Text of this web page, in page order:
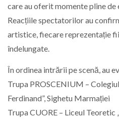
care au oferit momente pline
Reacțiile spectatorilor au
artistice, fiecare reprezentație
îndelungate.
În ordinea intrării pe scenă, au
Trupa PROSCENIUM –
Ferdinand”, Sighetu Marmației
Trupa CUORE – Liceul Teoretic